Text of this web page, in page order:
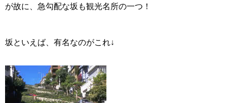
が故に、急勾配な坂も観光名所の一つ！
坂といえば、有名なのがこれ↓